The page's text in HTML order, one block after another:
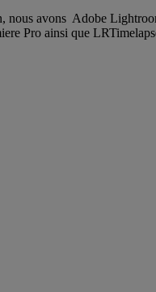
nous avons Adobe
Pro ainsi que